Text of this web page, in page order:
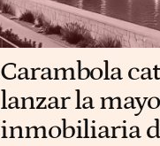
Carambola
lanzar la
inmobiliaria